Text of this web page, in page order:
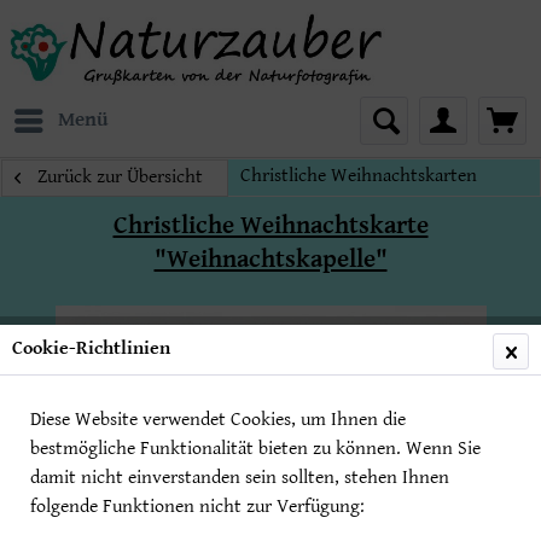
Menü
Zurück zur Übersicht Christliche Weihnachtskarten
Christliche Weihnachtskarte
"Weihnachtskapelle"
Cookie-Richtlinien
Diese Website verwendet Cookies, um Ihnen die
bestmögliche Funktionalität bieten zu können. Wenn Sie
damit nicht einverstanden sein sollten, stehen Ihnen
folgende Funktionen nicht zur Verfügung: